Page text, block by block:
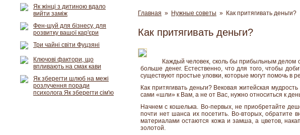
Главная » Нужные советы » Как притягивать деньги?
Как притягивать деньги?
Каждый человек, сколь бы прибыльным делом
больше денег. Естественно, что для того, чтобы
существуют простые уловки, которые могут помочь в
Как притягивать деньги? Вековая житейская
сами «шли» к Вам, а не от Вас, нужно относиться к
Начнем с кошелька. Во-первых, не приобретайте
почти нет шанса их посетить. Во-вторых, обратите
материалами остаются кожа и замша, а цветов,
золотой.
Як жінці з дитиною вдало
вийти заміж
Фен-шуй для бізнесу, для
розвитку вашої кар'єри
Три чайні світи Фуцзяні
Ключові фактори, що
впливають на смак кави
Як зберегти шлюб на межі
розлучення поради
психолога Як зберегти сім'ю